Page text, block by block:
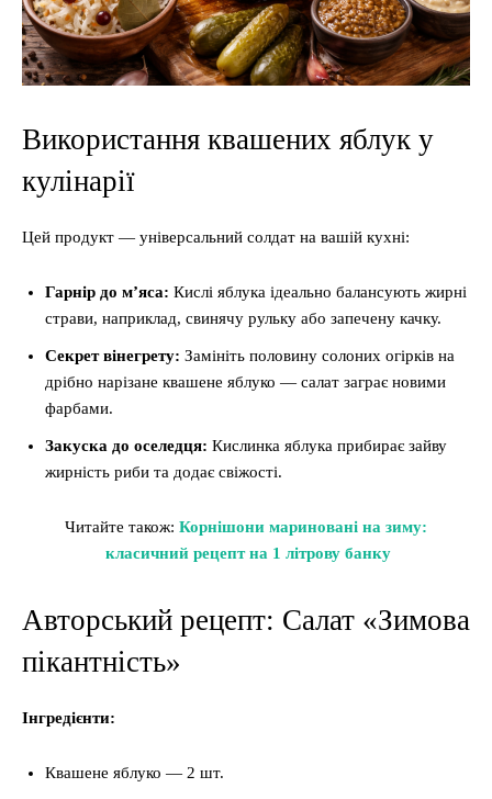
Використання квашених яблук у
кулінарії
Цей продукт — універсальний солдат на вашій кухні:
Гарнір до м’яса: Кислі яблука ідеально балансують жирні
страви, наприклад, свинячу рульку або запечену качку.
Секрет вінегрету: Замініть половину солоних огірків на
дрібно нарізане квашене яблуко — салат заграє новими
фарбами.
Закуска до оселедця: Кислинка яблука прибирає зайву
жирність риби та додає свіжості.
Читайте також: Корнішони мариновані на зиму:
класичний рецепт на 1 літрову банку
Авторський рецепт: Салат «Зимова
пікантність»
Інгредієнти:
Квашене яблуко — 2 шт.